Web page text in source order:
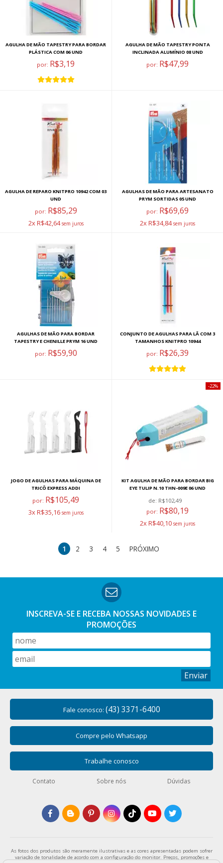
AGULHA DE MÃO TAPESTRY PARA BORDAR
PLÁSTICA COM 06 UND
por: R$3,19
AGULHA DE MÃO TAPESTRY PONTA
INCLINADA ALUMÍNIO 08 UND
por: R$47,99
AGULHA DE REPARO KNITPRO 10942 COM 03
UND
por: R$85,29
2x R$42,64
AGULHAS DE MÃO PARA ARTESANATO
PRYM SORTIDAS 05 UND
por: R$69,69
2x R$34,84
AGULHAS DE MÃO PARA BORDAR
TAPESTRY E CHENILLE PRYM 16 UND
por: R$59,90
CONJUNTO DE AGULHAS PARA LÃ COM 3
TAMANHOS KNITPRO 10944
por: R$26,39
JOGO DE AGULHAS PARA MÁQUINA DE
TRICÔ EXPRESS ADDI
por: R$105,49
3x R$35,16
KIT AGULHA DE MÃO PARA BORDAR BIG
EYE TULIP N.10 THN-009E 06 UND
de: R$102,49
por: R$80,19
2x R$40,10
22%
1 2 3 4 5 PRÓXIMO
INSCREVA-SE E RECEBA NOSSAS NOVIDADES E
PROMOÇÕES
Enviar
Fale conosco: (43) 3371-6400
Compre pelo Whatsapp
Trabalhe conosco
Contato Sobre nós Dúvidas
As fotos dos produtos são meramente ilustrativas e as cores apresentadas podem sofrer
variação de tonalidade de acordo com a configuração do monitor. Preços, promoções e